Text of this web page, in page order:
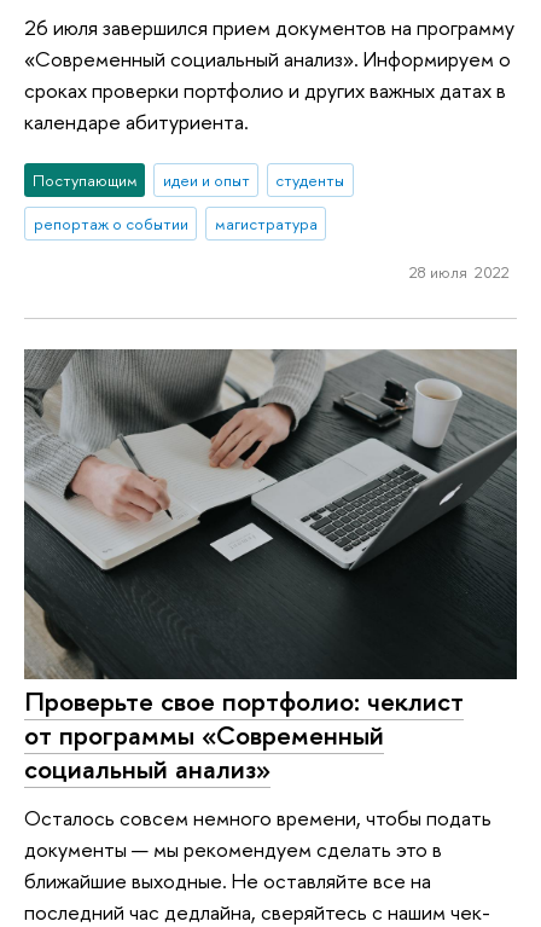
26 июля завершился прием документов на программу
«Современный социальный анализ». Информируем о
сроках проверки портфолио и других важных датах в
календаре абитуриента.
Поступающим идеи и опыт
студенты
репортаж о событии
магистратура
28 июля 2022
Проверьте свое портфолио: чеклист
от программы «Современный
социальный анализ»
Осталось совсем немного времени, чтобы подать
документы — мы рекомендуем сделать это в
ближайшие выходные. Не оставляйте все на
последний час дедлайна, сверяйтесь с нашим чек-